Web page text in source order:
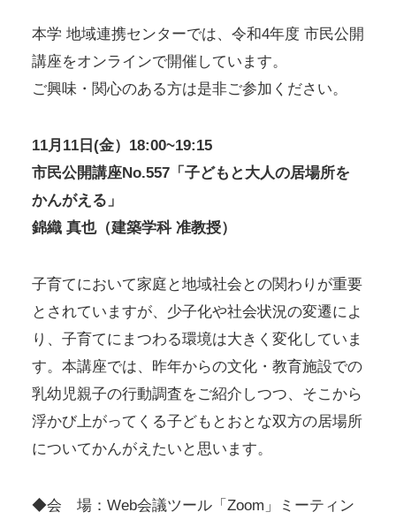
本学 地域連携センターでは、令和4年度 市民公開
講座をオンラインで開催しています。
ご興味・関心のある方は是非ご参加ください。
11月11日(金）18:00~19:15
市民公開講座No.557「子どもと大人の居場所を
かんがえる」
錦織 真也（建築学科 准教授）
子育てにおいて家庭と地域社会との関わりが重要
とされていますが、少子化や社会状況の変遷によ
り、子育てにまつわる環境は大きく変化していま
す。本講座では、昨年からの文化・教育施設での
乳幼児親子の行動調査をご紹介しつつ、そこから
浮かび上がってくる子どもとおとな双方の居場所
についてかんがえたいと思います。
◆会 場：Web会議ツール「Zoom」ミーティン